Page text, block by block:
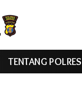
TENTANG POLRES